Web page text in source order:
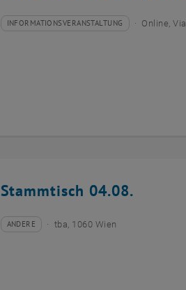
Veranstaltungstyp:
INFORMATIONSVERANSTALTUNG
Veranstaltungsort: Online,
Stammtisch 04.08.
Veranstaltungstyp:
ANDERE
Veranstaltungsort:tba, 1060 Wien